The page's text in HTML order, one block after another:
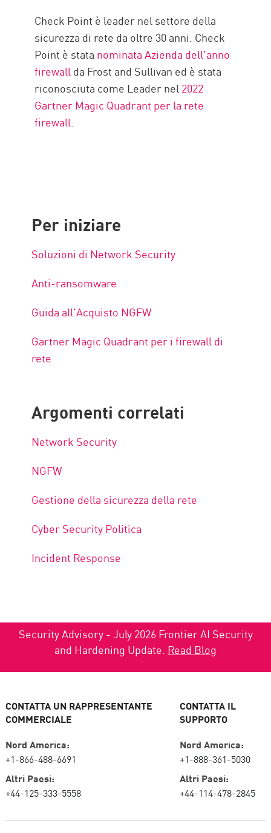
Check Point è leader nel settore della
sicurezza di rete da oltre 30 anni. Check
Point è stata nominata Azienda dell'anno
firewallda Frost and Sullivan ed è stata
riconosciuta come Leader nel2022
Gartner Magic Quadrant per la rete
firewall.
Per iniziare
Soluzioni di Network Security
Anti-ransomware
Guida all'Acquisto NGFW
Gartner Magic Quadrant per i firewall di
rete
Argomenti correlati
Network Security
NGFW
Gestione della sicurezza della rete
Cyber Security Politica
Incident Response
Security Advisory - July 2026 Frontier AI Security
and Hardening Update. Read Blog
CONTATTA UN RAPPRESENTANTE
COMMERCIALE
Nord America:
+1-866-488-6691
Altri Paesi:
+44-125-333-5558
CONTATTA IL
SUPPORTO
Nord America:
+1-888-361-5030
Altri Paesi:
+44-114-478-2845